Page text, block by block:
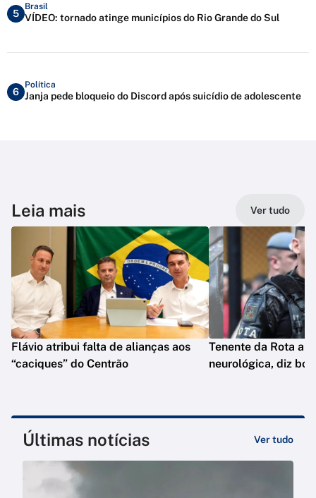
5
Brasil
VÍDEO: tornado atinge municípios do Rio Grande do Sul
6
Política
Janja pede bloqueio do Discord após suicídio de adolescente
Leia mais Ver tudo
Flávio atribui falta de alianças aos
“caciques” do Centrão
Tenente da Rota
neurológica, diz
Últimas notícias Ver tudo